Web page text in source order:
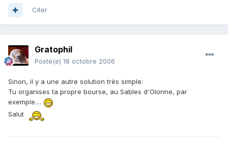
Citer
Gratophil
Posté(e) 18 octobre 2006
Sinon, il y a une autre solution très simple:
Tu organises ta propre bourse, au Sables d'Olonne, par
exemple....
Salut